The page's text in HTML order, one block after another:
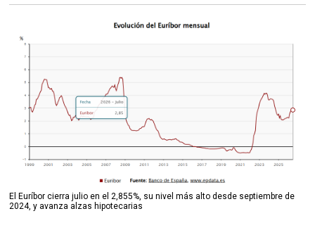
El Euríbor cierra julio en el 2,855%, su nivel más alto desde septiembre de
2024, y avanza alzas hipotecarias